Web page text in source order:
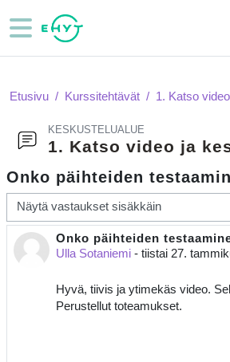
Sivupaneeli
Etusivu Kurssitehtävät 1. Katso
KESKUSTELUALUE
1. Katso video ja
Onko päihteiden
Näytön tila
Onko päihteiden
Ulla Sotaniemi - tiistai 27.
Vastausten määrä: 0
Hyvä, tiivis ja ytimekäs video.
Perustellut toteamukset.